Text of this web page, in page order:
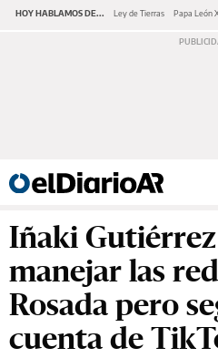
HOY HABLAMOS DE... Ley de Tierras Papa León
Iñaki
manejar las
Rosada pero
cuenta de